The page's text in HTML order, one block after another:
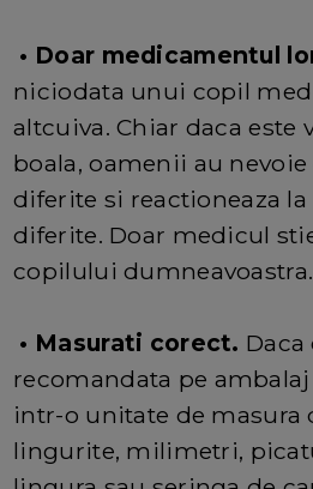
• Doar medicamentul
niciodata unui copil
altcuiva. Chiar daca este
boala, oamenii au
diferite si reactioneaza
diferite. Doar medicul
copilului dumneavoastra.
• Masurati corect. Daca
recomandata pe
intr-o unitate de masura
lingurite, milimetri,